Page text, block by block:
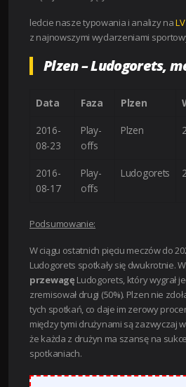
ledcie nasze typowania i analizy na
z najnowszymi wydarzeniami
Plzen – Ludogorets,
Data Faza Plzen
2016-
08-23
Play-
offs
Plzen
2016-
08-17
Play-
offs
Ludogorets
Podsumowanie:
W ciągu ostatnich pięciu meczów do
Ludogorets spotkały się dwukrotnie.
przewagę Ludogorets, który wygrał
zremisował drugi (50%). Plzen nie
tych spotkań, co daje im zerowy
między tymi drużynami są zazwyczaj
że każda z drużyn ma szansę na
spotkaniach.